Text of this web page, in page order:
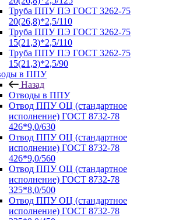
Труба ППУ ПЭ ГОСТ 3262-75
20(26,8)*2,5/110
Труба ППУ ПЭ ГОСТ 3262-75
15(21,3)*2,5/110
Труба ППУ ПЭ ГОСТ 3262-75
15(21,3)*2,5/90
в ППУ
Назад
Отводы в ППУ
Отвод ППУ ОЦ (стандартное
исполнение) ГОСТ 8732-78
426*9,0/630
Отвод ППУ ОЦ (стандартное
исполнение) ГОСТ 8732-78
426*9,0/560
Отвод ППУ ОЦ (стандартное
исполнение) ГОСТ 8732-78
325*8,0/500
Отвод ППУ ОЦ (стандартное
исполнение) ГОСТ 8732-78